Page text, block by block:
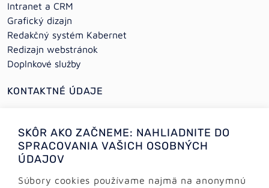
Intranet a CRM
Grafický dizajn
Redakčný systém Kabernet
Redizajn webstránok
Doplnkové služby
KONTAKTNÉ ÚDAJE
+421 (0) 948 950 704
Informácie:
info@alejtech.eu
SKÔR AKO ZAČNEME: NAHLIADNITE DO
SPRACOVANIA VAŠICH OSOBNÝCH
ÚDAJOV
Súbory cookies používame najmä na anonymnú